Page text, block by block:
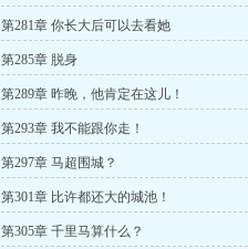
第281章 你长大后可以去看她
第285章 脱身
第289章 昨晚，他肯定在这儿！
第293章 我不能跟你走！
第297章 马超围城？
第301章 比许都还大的城池！
第305章 千里马算什么？